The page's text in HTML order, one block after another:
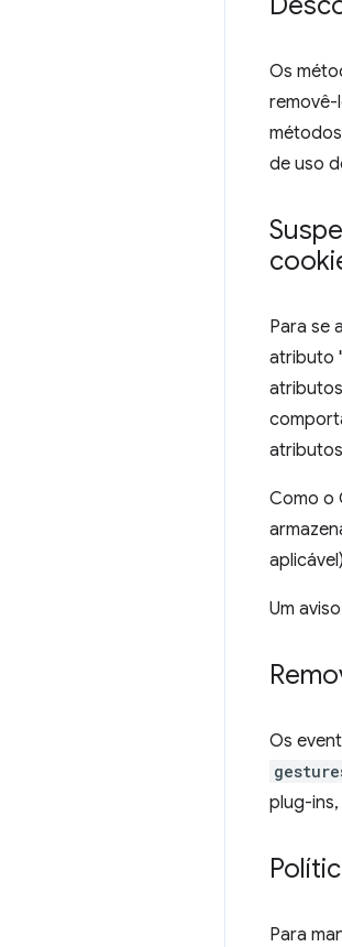
Os
removê-
métodos
de uso
Para se
atributo
Como o
Um
Os
plug-
Para